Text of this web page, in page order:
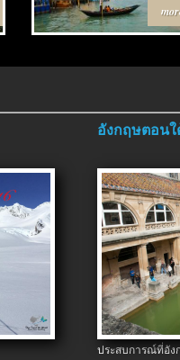
อังกฤษตอนใ
ประสบการณ์ที่อัง